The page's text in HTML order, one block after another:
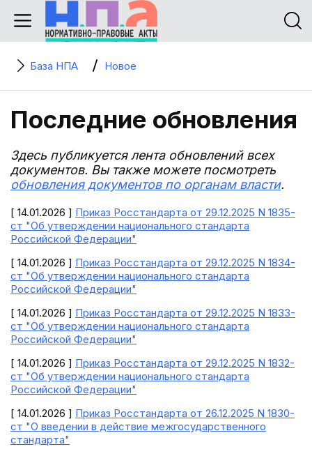
База НПА Новое
Последние обновления
Здесь публикуется лента обновлений всех
документов. Вы также можете посмотреть
обновления документов по органам власти.
[ 14.01.2026 ] Приказ Росстандарта от 29.12.2025 N 1835-
ст "Об утверждении национального стандарта
Российской Федерации"
[ 14.01.2026 ] Приказ Росстандарта от 29.12.2025 N 1834-
ст "Об утверждении национального стандарта
Российской Федерации"
[ 14.01.2026 ] Приказ Росстандарта от 29.12.2025 N 1833-
ст "Об утверждении национального стандарта
Российской Федерации"
[ 14.01.2026 ] Приказ Росстандарта от 29.12.2025 N 1832-
ст "Об утверждении национального стандарта
Российской Федерации"
[ 14.01.2026 ] Приказ Росстандарта от 26.12.2025 N 1830-
ст "О введении в действие межгосударственного
стандарта"